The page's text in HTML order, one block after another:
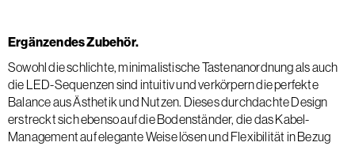
Ergänzendes Zubehör.
Sowohl die schlichte, minimalistische Tastenanordnung als auch
die LED-Sequenzen sind intuitiv und verkörpern die perfekte
Balance aus Ästhetik und Nutzen. Dieses durchdachte Design
erstreckt sich ebenso auf die Bodenständer, die das Kabel-
Management auf elegante Weise lösen und Flexibilität in Bezug